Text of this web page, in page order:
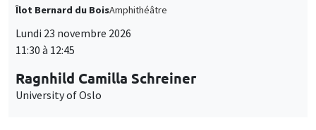
Îlot Bernard du BoisAmphithéâtre
Lundi 23 novembre 2026
11:30 à 12:45
Ragnhild Camilla Schreiner
University of Oslo